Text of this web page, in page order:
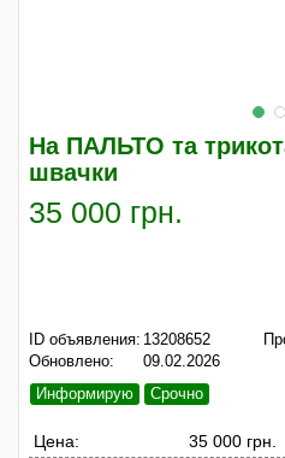
На ПАЛЬТО та
швачки
35 000 грн.
ID объявления: 13208652
Обновлено:
09.02.2026
Информирую Срочно
Цена:
35 000 грн.